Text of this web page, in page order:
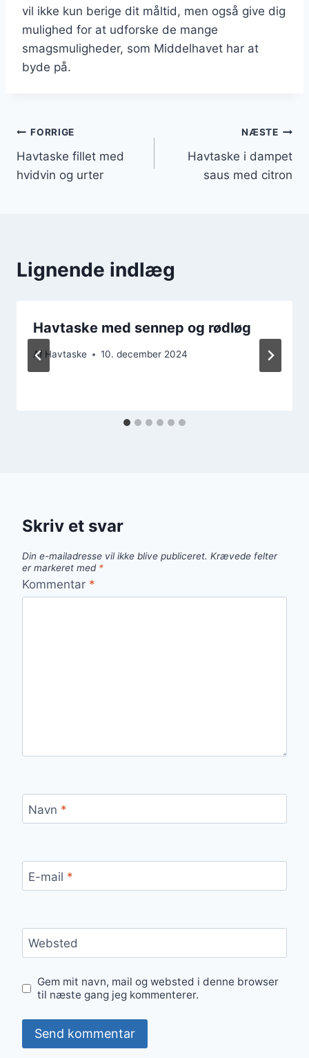
vil ikke kun berige dit måltid, men også give dig
mulighed for at udforske de mange
smagsmuligheder, som Middelhavet har at
byde på.
Indlægsnavigation
FORRIGE
Havtaske fillet med
hvidvin og urter
NÆSTE
Havtaske i dampet
saus med citron
Lignende indlæg
Havtaske med sennep og rødløg
Af Havtaske 10. december 2024
Skriv et svar
Din e-mailadresse vil ikke blive publiceret. Krævede felter
er markeret med *
Kommentar *
Navn *
E-mail *
Websted
Gem mit navn, mail og websted i denne browser
til næste gang jeg kommenterer.